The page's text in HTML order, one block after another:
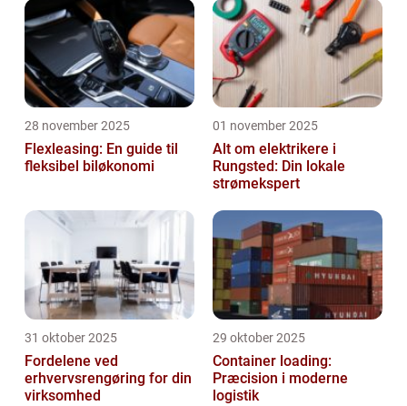
28 november 2025
Flexleasing: En guide til
fleksibel biløkonomi
01 november 2025
Alt om elektrikere i
Rungsted: Din lokale
strømekspert
31 oktober 2025
Fordelene ved
erhvervsrengøring for din
virksomhed
29 oktober 2025
Container loading:
Præcision i moderne
logistik